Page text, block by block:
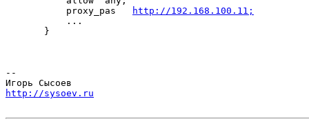
           proxy_pas
http://192.168.100.11;
           ...
       }
--
http://sysoev.ru